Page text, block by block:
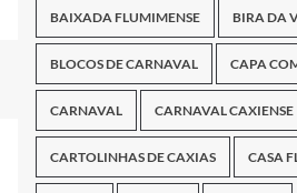
BAIXADA FLUMIMENSE BIRA DA
BLOCOS DE CARNAVAL CAPA
CARNAVAL CARNAVAL CAXIENSE
CARTOLINHAS DE CAXIAS CASA